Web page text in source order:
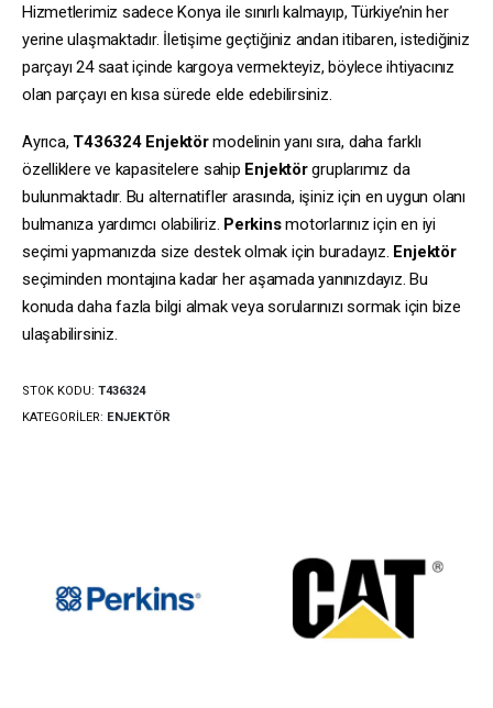
Hizmetlerimiz sadece Konya ile sınırlı kalmayıp, Türkiye’nin her
yerine ulaşmaktadır. İletişime geçtiğiniz andan itibaren, istediğiniz
parçayı 24 saat içinde kargoya vermekteyiz, böylece ihtiyacınız
olan parçayı en kısa sürede elde edebilirsiniz.
Ayrıca, T436324 Enjektörmodelinin yanı sıra, daha farklı
özelliklere ve kapasitelere sahip Enjektörgruplarımız da
bulunmaktadır. Bu alternatifler arasında, işiniz için en uygun olanı
bulmanıza yardımcı olabiliriz. Perkinsmotorlarınız için en iyi
seçimi yapmanızda size destek olmak için buradayız. Enjektör
seçiminden montajına kadar her aşamada yanınızdayız. Bu
konuda daha fazla bilgi almak veya sorularınızı sormak için bize
ulaşabilirsiniz.
STOK KODU: T436324
KATEGORILER: ENJEKTÖR